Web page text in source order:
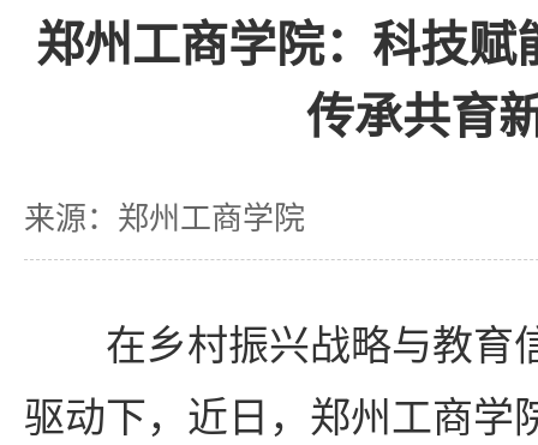
郑州工商学院：科技赋
传承共育
来源：郑州工商学院
在乡村振兴战略与教育
驱动下，近日，郑州工商学